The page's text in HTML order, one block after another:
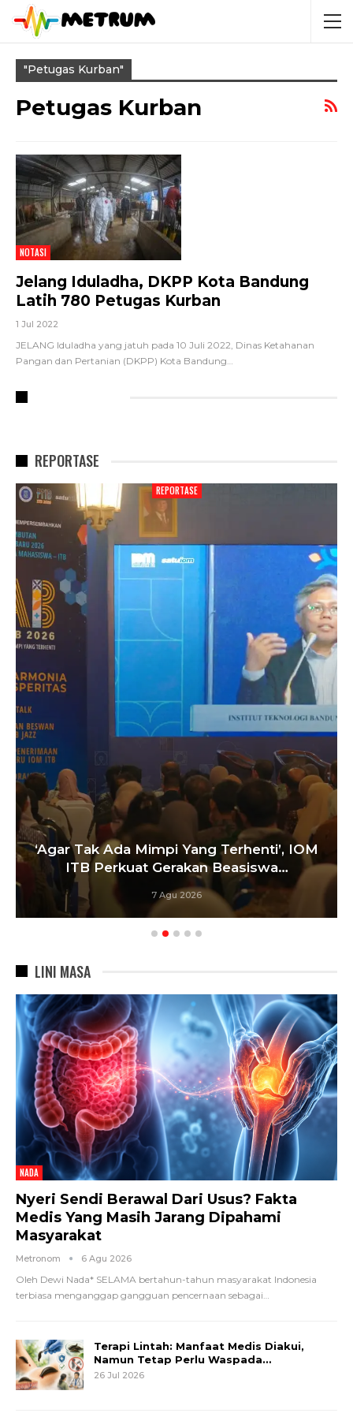
"petugas Kurban"
Petugas Kurban
NOTASI
Jelang Iduladha, DKPP Kota Bandung
Latih 780 Petugas Kurban
1 Jul 2022
JELANG Iduladha yang jatuh pada 10 Juli 2022, Dinas Ketahanan
Pangan dan Pertanian (DKPP) Kota Bandung…
REPORTASE
REPORTASE
‘Agar Tak Ada Mimpi Yang Terhenti’, IOM
ITB Perkuat Gerakan Beasiswa…
7 Agu 2026
LINI MASA
NADA
Nyeri Sendi Berawal Dari Usus? Fakta
Medis Yang Masih Jarang Dipahami
Masyarakat
Metronom 6 Agu 2026
Oleh Dewi Nada* SELAMA bertahun-tahun masyarakat Indonesia
terbiasa menganggap gangguan pencernaan sebagai…
Terapi Lintah: Manfaat Medis Diakui,
Namun Tetap Perlu Waspada…
26 Jul 2026